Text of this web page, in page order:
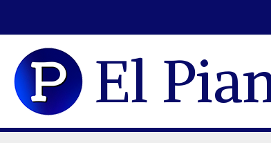
contenido
El